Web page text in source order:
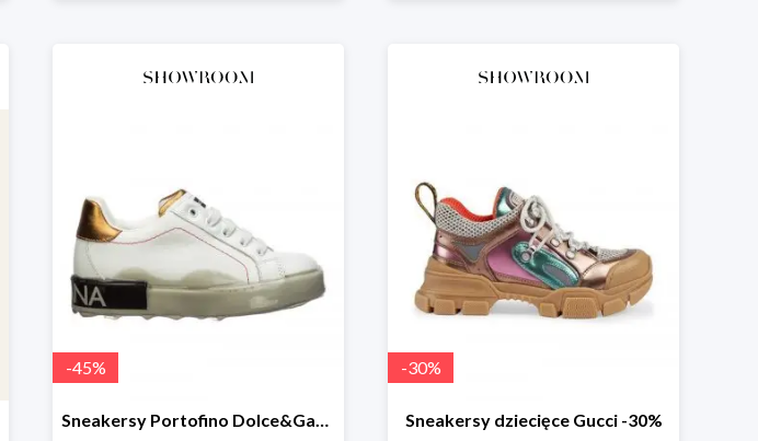
-45%
Sneakersy Portofino Dolce&Gabbana -45%
-30%
Sneakersy dziecięce Gucci -30%